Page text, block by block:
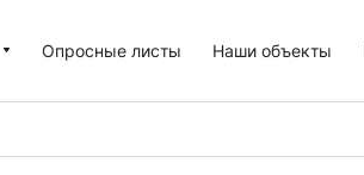
Опросные листы Наши объекты